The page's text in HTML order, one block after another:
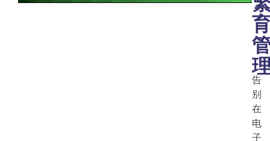
告
别
在
电
子